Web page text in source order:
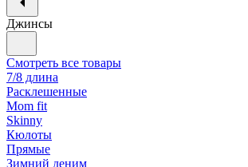
Джинсы
Смотреть все товары
7/8 длина
Расклешенные
Mom fit
Skinny
Кюлоты
Прямые
Зимний деним